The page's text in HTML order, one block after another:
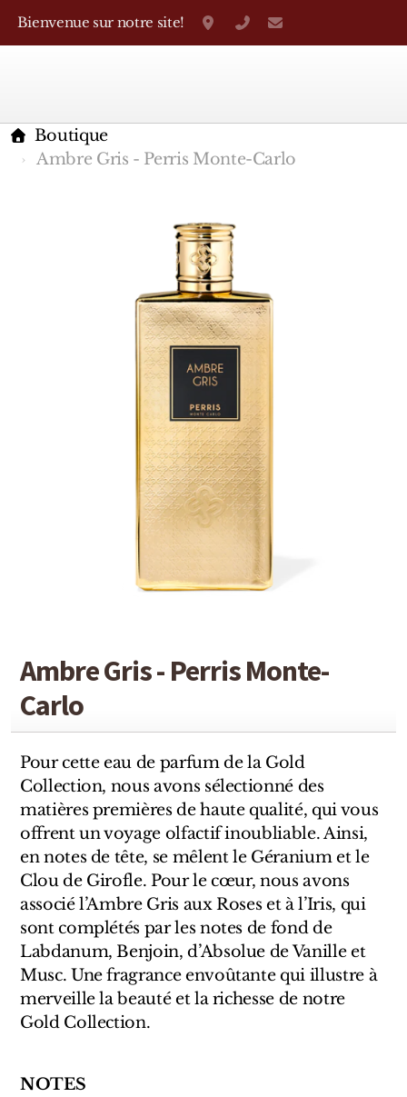
Bienvenue sur notre site! Grand-Rue 38, Genève
+41 22 310 38 75
Boutique
Ambre Gris - Perris Monte-Carlo
Ambre Gris - Perris Monte-
Carlo
Pour cette eau de parfum de la Gold
Collection, nous avons sélectionné des
matières premières de haute qualité, qui vous
offrent un voyage olfactif inoubliable. Ainsi,
en notes de tête, se mêlent le Géranium et le
Clou de Girofle. Pour le cœur, nous avons
associé l’Ambre Gris aux Roses et à l’Iris, qui
sont complétés par les notes de fond de
Labdanum, Benjoin, d’Absolue de Vanille et
Musc. Une fragrance envoûtante qui illustre à
merveille la beauté et la richesse de notre
Gold Collection.
NOTES
Maitre Parfumeur et Gantier
Stéphane Humbert Lucas
The Different Company
Perris Monte-carlo
Robert Piguet
Sensatio
Trudon
Marques Italiennes
Eau D'Italie
Santa Maria Novella
Profumum Roma